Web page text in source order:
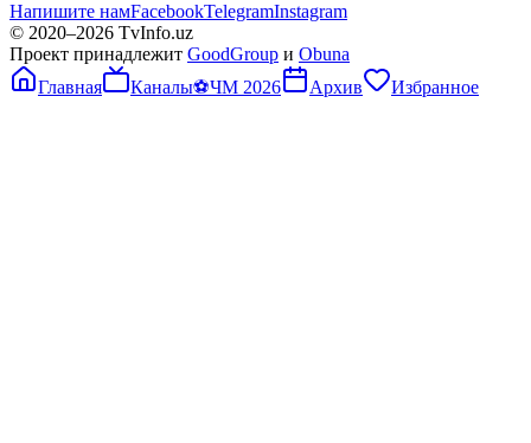
Напишите намFacebookTelegramInstagram
© 2020–2026 TvInfo.uz
Проект принадлежит GoodGroup и Obuna
Главная
Каналы⚽ЧМ 2026 Архив Избранное